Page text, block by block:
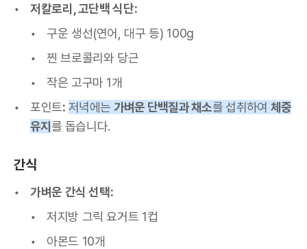
저칼로리, 고단백 식단:
구운 생선(연어, 대구 등) 100g
찐 브로콜리와 당근
작은 고구마 1개
포인트: 저녁에는 가벼운 단백질과 채소를 섭취하여 체중
유지를 돕습니다.
간식
가벼운 간식 선택:
저지방 그릭 요거트 1컵
아몬드 10개